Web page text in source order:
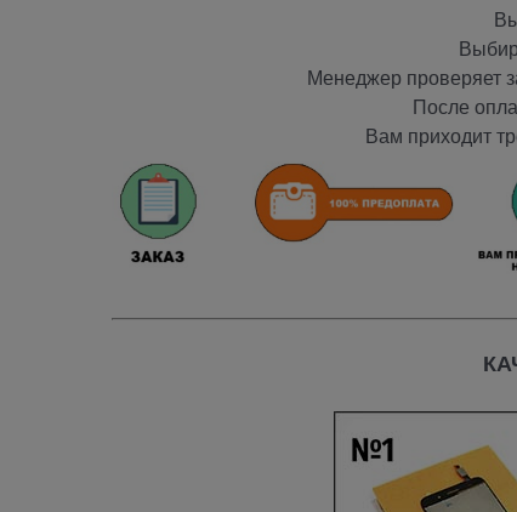
Менеджер проверяет
После
Вам приходит